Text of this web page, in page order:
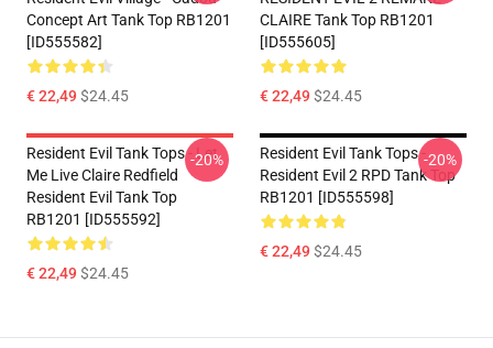
Concept Art Tank Top RB1201
[ID555582]
€ 22,49$24.45
CLAIRE Tank Top RB1201
[ID555605]
€ 22,49$24.45
Resident Evil Tank Tops - Let
Me Live Claire Redfield
Resident Evil Tank Top
RB1201 [ID555592]
€ 22,49$24.45
-20%
Resident Evil Tank Tops -
Resident Evil 2 RPD Tank Top
RB1201 [ID555598]
€ 22,49$24.45
-20%